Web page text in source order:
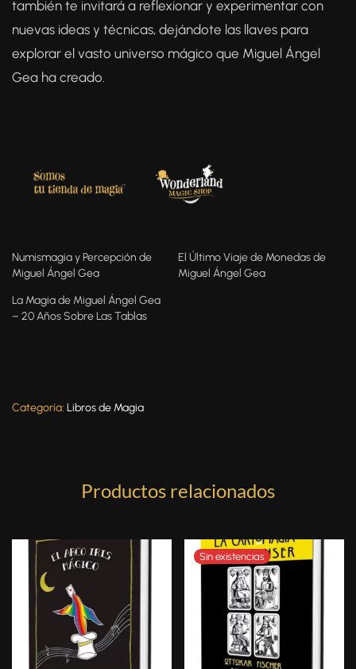
también te invitará a reflexionar y experimentar con
nuevas ideas y técnicas, dejándote las llaves para
explorar el vasto universo mágico que Miguel Ángel
Gea ha creado.
Numismagia y Percepción de
Miguel Ángel Gea
El Último Viaje de Monedas de
Miguel Ángel Gea
La Magia de Miguel Ángel Gea
– 20 Años Sobre Las Tablas
Categoría: Libros de Magia
Productos relacionados